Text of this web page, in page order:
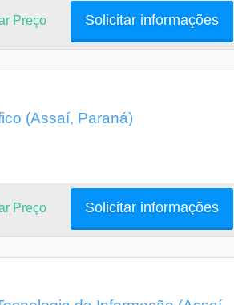
Solicitar informações
Preço
(Assaí, Paraná)
Solicitar informações
Preço